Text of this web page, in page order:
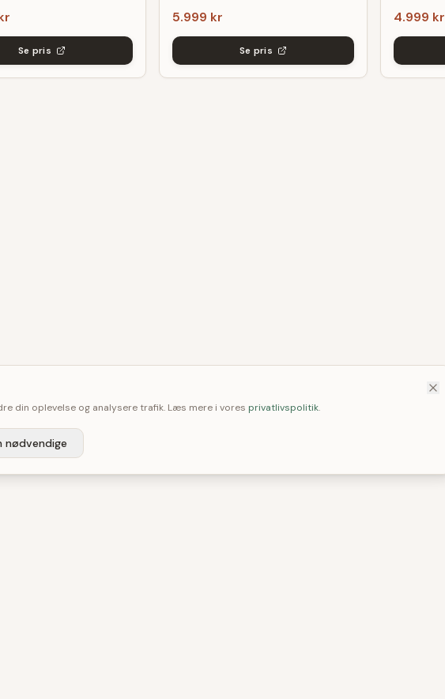
Se pris
5.999 kr
Se pris
4.999 kr
din oplevelse og analysere trafik. Læs mere i vores privatlivspolitik.
nødvendige